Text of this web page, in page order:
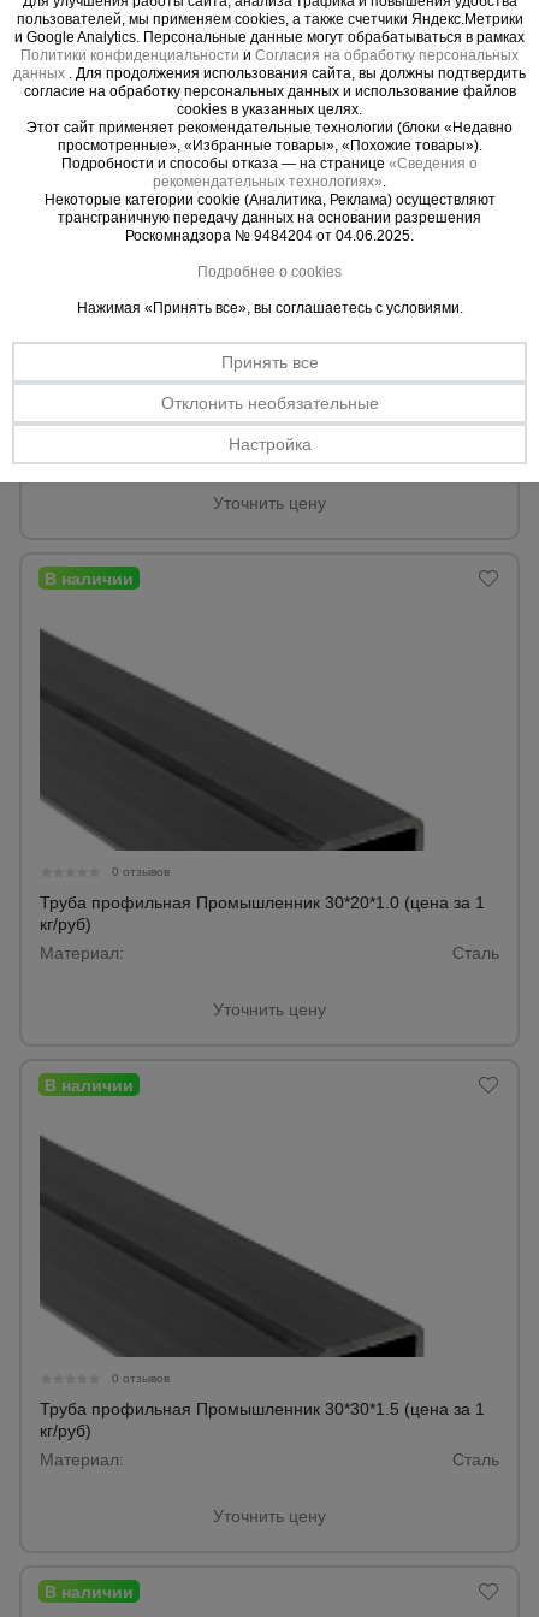
Труба профильная Промышленник 20*20*1.5 (цена за 1
кг/руб)
Уточнить цену
0 отзывов
Труба профильная Промышленник 30*20*1.0 (цена за 1
кг/руб)
Материал:
Сталь
Уточнить цену
0 отзывов
Труба профильная Промышленник 30*30*1.5 (цена за 1
кг/руб)
Материал:
Сталь
Уточнить цену
пользователей, мы применяем cookies, а также счетчики Яндекс.Метрики
и Google Analytics. Персональные данные могут обрабатываться в рамках
Политики конфиденциальности и Согласия на обработку персональных
данных . Для продолжения использования сайта, вы должны подтвердить
согласие на обработку персональных данных и использование файлов
cookies в указанных целях.
Этот сайт применяет рекомендательные технологии (блоки «Недавно
просмотренные», «Избранные товары», «Похожие товары»).
Подробности и способы отказа — на странице «Сведения о
рекомендательных технологиях».
Некоторые категории cookie (Аналитика, Реклама) осуществляют
трансграничную передачу данных на основании разрешения
Роскомнадзора № 9484204 от 04.06.2025.
Подробнее о cookies
Нажимая «Принять все», вы соглашаетесь с условиями.
Принять все
Отклонить необязательные
Настройка